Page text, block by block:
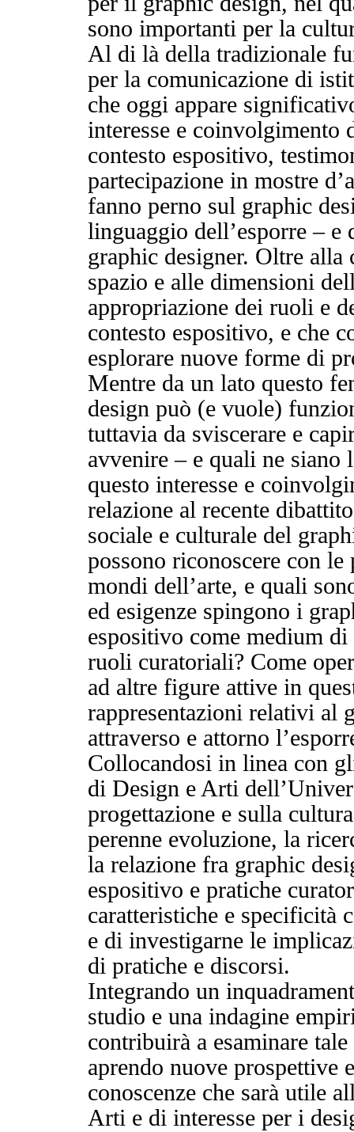
sono importanti per la
Al di là della tradizionale
per la comunicazione di
che oggi appare
interesse e coinvolgimento
contesto espositivo,
partecipazione in mostre
fanno perno sul graphic
linguaggio dell’esporre – e
graphic designer. Oltre alla
spazio e alle dimensioni
appropriazione dei ruoli e
contesto espositivo, e che
esplorare nuove forme di
Mentre da un lato questo
design può (e vuole)
tuttavia da sviscerare e
avvenire – e quali ne
questo interesse e
relazione al recente
sociale e culturale del
possono riconoscere con
mondi dell’arte, e quali
ed esigenze spingono i
espositivo come medium di
ruoli curatoriali? Come
ad altre figure attive in
rappresentazioni relativi al
attraverso e attorno
Collocandosi in linea con
di Design e Arti
progettazione e sulla
perenne evoluzione, la
la relazione fra graphic
espositivo e pratiche
caratteristiche e specificità
e di investigarne le
di pratiche e discorsi.
Integrando un
studio e una indagine
contribuirà a esaminare
aprendo nuove prospettive
conoscenze che sarà utile
Arti e di interesse per i